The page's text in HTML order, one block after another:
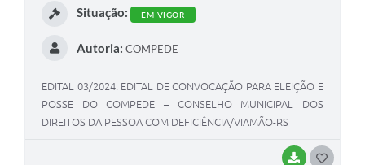
BAIXAR
Situação: EM VIGOR
Autoria: COMPEDE
EDITAL 03/2024. EDITAL DE CONVOCAÇÃO PARA ELEIÇÃO E
POSSE DO COMPEDE – CONSELHO MUNICIPAL DOS
DIREITOS DA PESSOA COM DEFICIÊNCIA/VIAMÃO-RS